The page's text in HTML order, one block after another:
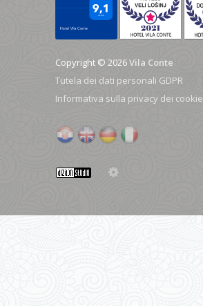
Copyright © 2026Vila Conte
Tutela dei dati personali GDPR
Informativa sulla privacy dei cookie